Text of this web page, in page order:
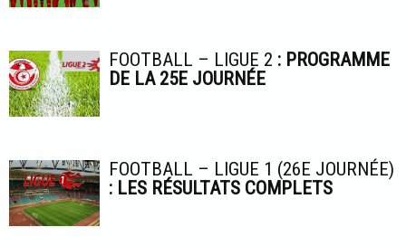
FOOTBALL – LIGUE 2 : PROGRAMME
DE LA 25E JOURNÉE
FOOTBALL – LIGUE 1 (26E JOURNÉE)
: LES RÉSULTATS COMPLETS